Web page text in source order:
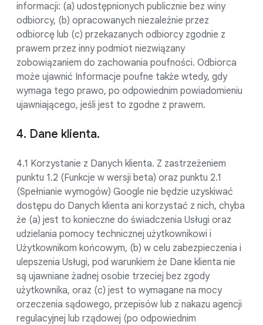
informacji: (a) udostępnionych publicznie bez winy
odbiorcy, (b) opracowanych niezależnie przez
odbiorcę lub (c) przekazanych odbiorcy zgodnie z
prawem przez inny podmiot niezwiązany
zobowiązaniem do zachowania poufności. Odbiorca
może ujawnić Informacje poufne także wtedy, gdy
wymaga tego prawo, po odpowiednim powiadomieniu
ujawniającego, jeśli jest to zgodne z prawem.
4. Dane klienta.
4.1 Korzystanie z Danych klienta. Z zastrzeżeniem
punktu 1.2 (Funkcje w wersji beta) oraz punktu 2.1
(Spełnianie wymogów) Google nie będzie uzyskiwać
dostępu do Danych klienta ani korzystać z nich, chyba
że (a) jest to konieczne do świadczenia Usługi oraz
udzielania pomocy technicznej użytkownikowi i
Użytkownikom końcowym, (b) w celu zabezpieczenia i
ulepszenia Usługi, pod warunkiem że Dane klienta nie
są ujawniane żadnej osobie trzeciej bez zgody
użytkownika, oraz (c) jest to wymagane na mocy
orzeczenia sądowego, przepisów lub z nakazu agencji
regulacyjnej lub rządowej (po odpowiednim